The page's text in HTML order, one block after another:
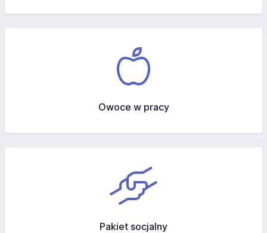
Owoce w pracy
Pakiet socjalny